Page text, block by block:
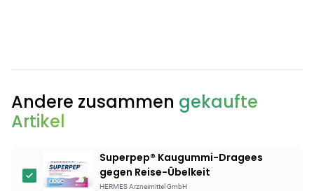
Andere zusammen gekaufte
Artikel
Superpep® Kaugummi-Dragees
gegen Reise-Übelkeit
HERMES Arzneimittel GmbH